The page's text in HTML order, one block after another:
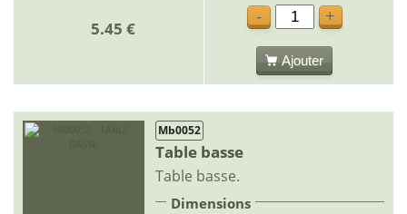
5.45 €
-
+
Ajouter
Mb0052
Table basse
Table basse.
Dimensions